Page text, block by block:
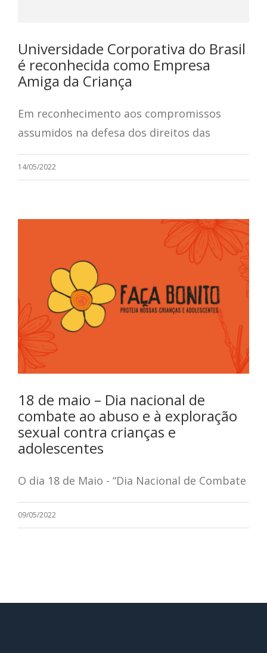
Universidade Corporativa do Brasil
é reconhecida como Empresa
Amiga da Criança
Em reconhecimento aos compromissos
assumidos na defesa dos direitos das
14/05/2022
18 de maio – Dia nacional de
combate ao abuso e à exploração
sexual contra crianças e
adolescentes
O dia 18 de Maio - “Dia Nacional de Combate
09/05/2022